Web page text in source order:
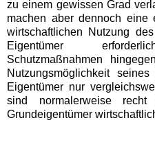
zu einem gewissen Grad
machen aber dennoch eine
wirtschaftlichen Nutzung
Eigentümer
Schutzmaßnahmen
Nutzungsmöglichkeit
Eigentümer nur
sind normalerweise recht
Grundeigentümer